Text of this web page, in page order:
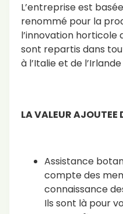
L’entreprise est
renommé pour la
l’innovation horticole
sont repartis dans
à l’Italie et de
LA VALEUR AJOUTEE
Assistance
compte des
connaissance
Ils sont là pour